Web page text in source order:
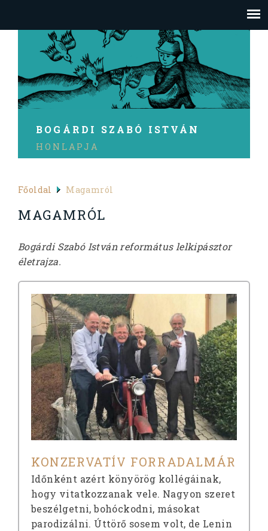
BOGÁRDI SZABÓ ISTVÁN
HONLAPJA
Főoldal Magamról
MAGAMRÓL
Bogárdi Szabó István református lelkipásztor
életrajza.
KONZERVATÍV FORRADALMÁR
Időnként azért könyörög kollégáinak,
hogy vitatkozzanak vele. Nagyon szeret
beszélgetni, bohóckodni, másokat
parodizálni. Úttörő sosem volt, de Lenin